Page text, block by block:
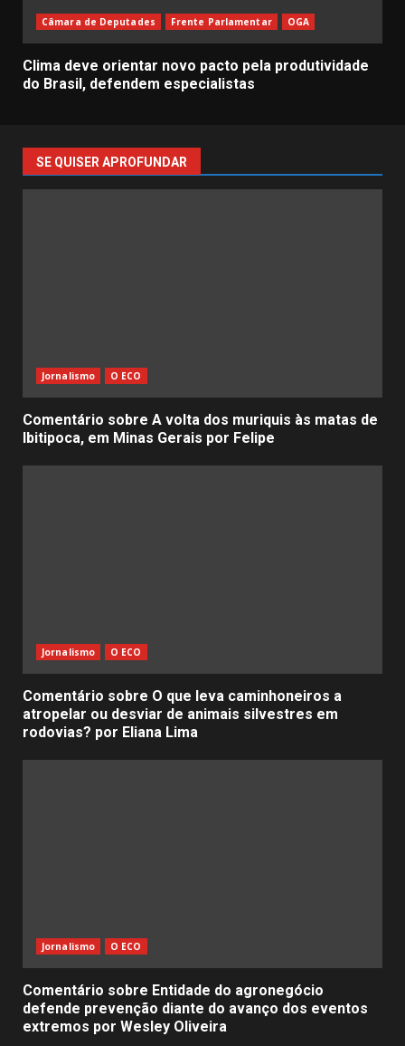
Câmara de Deputades Frente Parlamentar OGA
Clima deve orientar novo pacto pela produtividade
do Brasil, defendem especialistas
SE QUISER APROFUNDAR
Jornalismo O ECO
Comentário sobre A volta dos muriquis às matas de
Ibitipoca, em Minas Gerais por Felipe
Jornalismo O ECO
Comentário sobre O que leva caminhoneiros a
atropelar ou desviar de animais silvestres em
rodovias? por Eliana Lima
Jornalismo O ECO
Comentário sobre Entidade do agronegócio
defende prevenção diante do avanço dos eventos
extremos por Wesley Oliveira